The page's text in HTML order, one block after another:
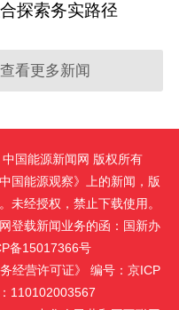
探索务实路径
看更多新闻
国能源新闻网 版权所有
国能源观察》上的新闻，版
未经授权，禁止下载使用。
登载新闻业务的函：国新办
备15017366号
经营许可证》 编号：京ICP
110102003567